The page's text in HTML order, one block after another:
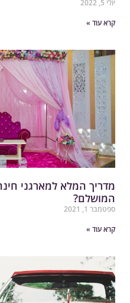
עוד »
המלא למארגני חינה:
1, 2021
עוד »